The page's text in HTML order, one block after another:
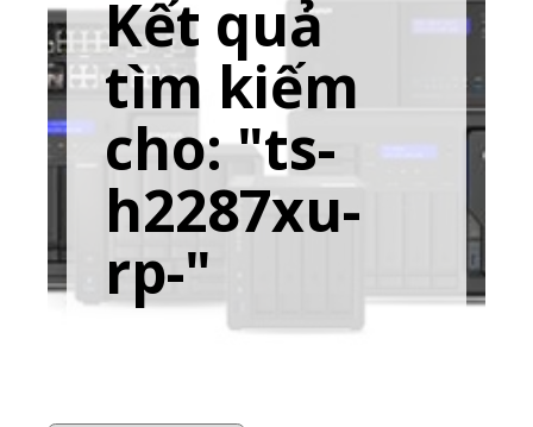
Kết quả
tìm kiếm
cho: "ts-
h2287xu-
rp-"